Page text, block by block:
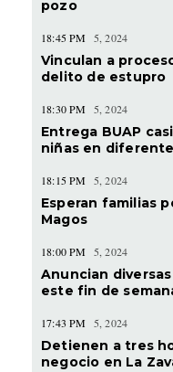
pozo
18:45 PM 5, 2024
Vinculan a
delito de estupro
18:30 PM 5, 2024
Entrega BUAP
niñas en
18:15 PM 5, 2024
Esperan familias
Magos
18:00 PM 5, 2024
Anuncian
este fin de
17:43 PM 5, 2024
Detienen a tres
negocio en La